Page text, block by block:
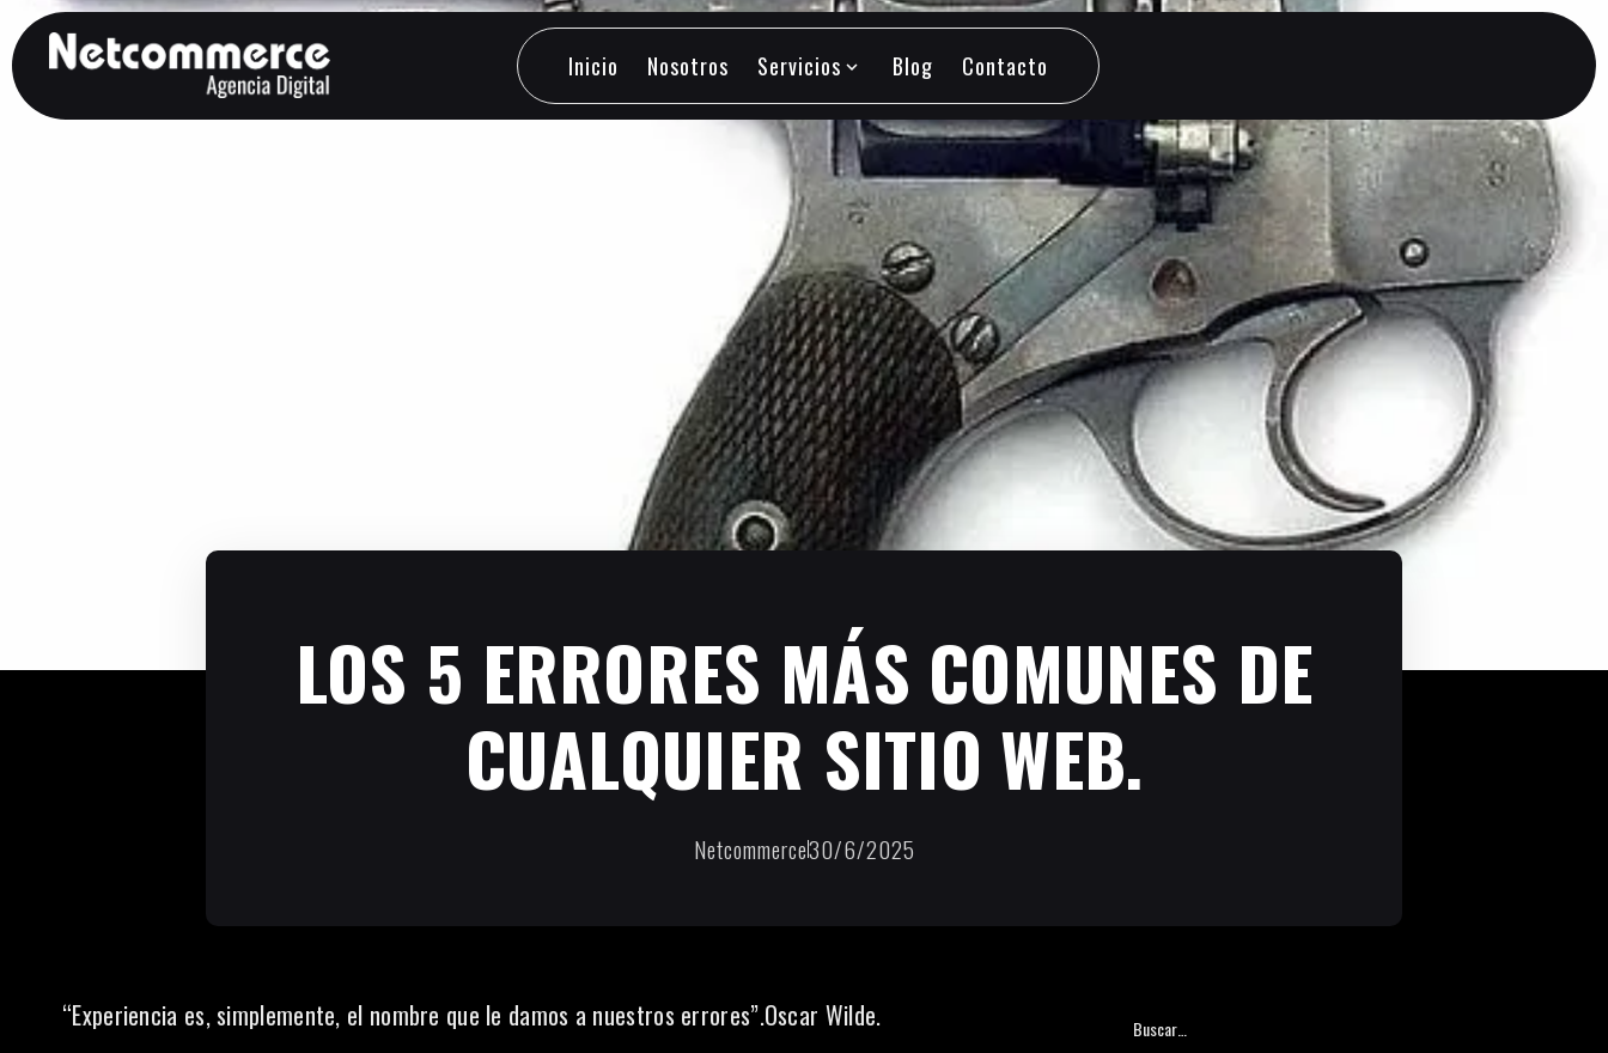
Inicio
Nosotros
Servicios expand_more
Blog
Contacto
LOS 5 ERRORES MÁS COMUNES DE
CUALQUIER SITIO WEB.
Netcommerce30/6/2025
“Experiencia es, simplemente, el nombre que le damos a nuestros errores”.Oscar Wilde.